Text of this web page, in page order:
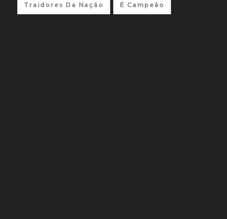
Traidores Da Nação É Campeão